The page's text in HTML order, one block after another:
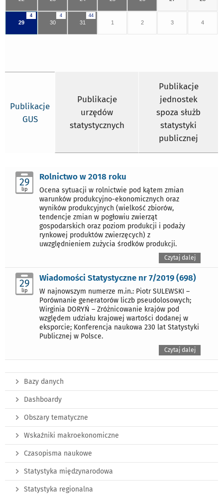
4
29
4
30
44
31 1 2 3 4
Publikacje
GUS
Publikacje
urzędów
statystycznych
Publikacje
jednostek
spoza służb
statystyki
publicznej
29
lip
Rolnictwo w 2018 roku
Ocena sytuacji w rolnictwie pod kątem zmian
warunków produkcyjno-ekonomicznych oraz
wyników produkcyjnych (wielkość zbiorów,
tendencje zmian w pogłowiu zwierząt
gospodarskich oraz poziom produkcji i podaży
rynkowej produktów zwierzęcych) z
uwzględnieniem zużycia środków produkcji.
Czytaj dalej
29
lip
Wiadomości Statystyczne nr 7/2019 (698)
W najnowszym numerze m.in.: Piotr SULEWSKI –
Porównanie generatorów liczb pseudolosowych;
Wirginia DORYŃ – Zróżnicowanie krajów pod
względem udziału krajowej wartości dodanej w
eksporcie; Konferencja naukowa 230 lat Statystyki
Publicznej w Polsce.
Czytaj dalej
Bazy danych
Dashboardy
Obszary tematyczne
Wskaźniki makroekonomiczne
Czasopisma naukowe
Statystyka międzynarodowa
Statystyka regionalna